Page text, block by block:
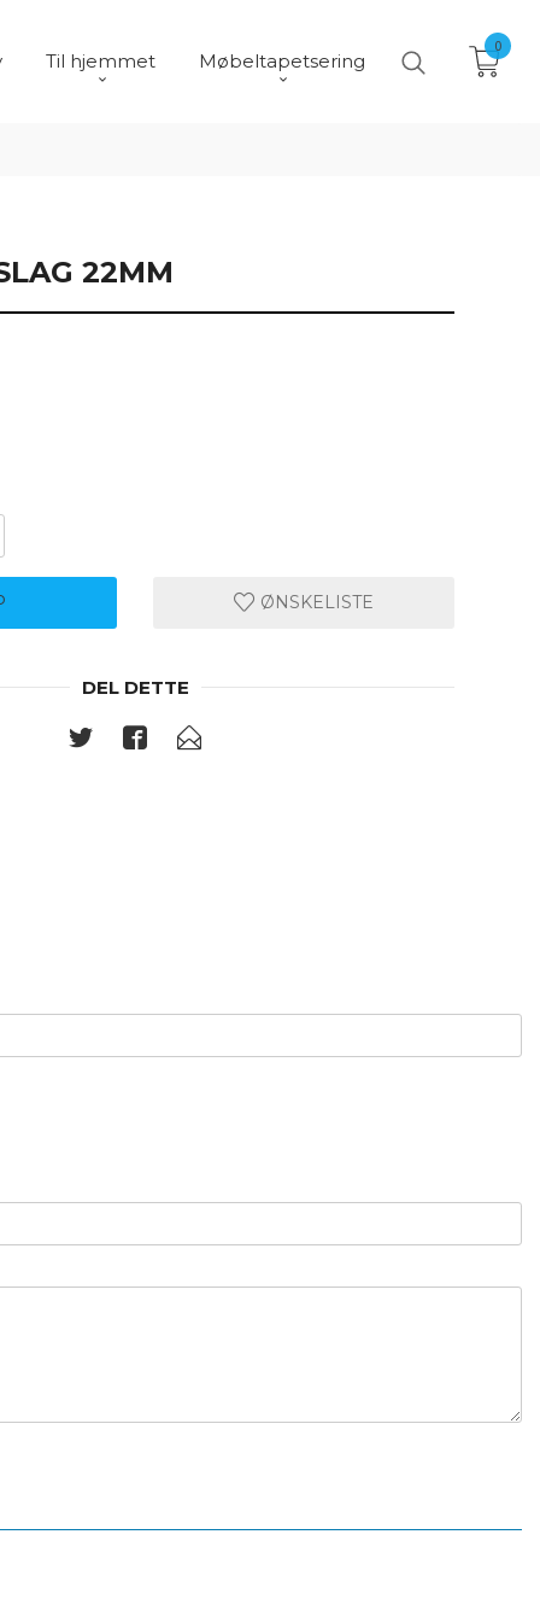
Til hjemmet Møbeltapetsering
0
22MM
ØNSKELISTE
DEL DETTE